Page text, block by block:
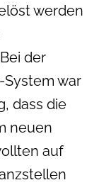
werden
der
war
dass die
neuen
auf